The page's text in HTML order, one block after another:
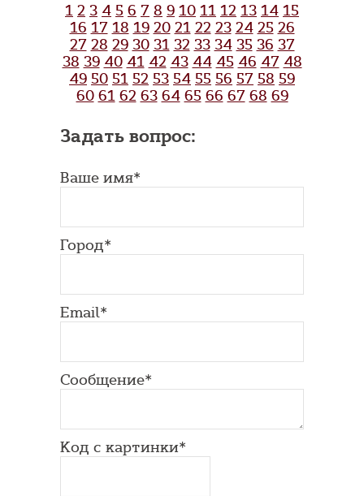
1 2 3 4 5 6 7 8 9 10 11 12 13 14 15
16 17 18 19 20 21 22 23 24 25 26
27 28 29 30 31 32 33 34 35 36 37
38 39 40 41 42 43 44 45 46 47 48
49 50 51 52 53 54 55 56 57 58 59
60 61 62 63 64 65 66 67 68 69
Задать вопрос:
Ваше имя*
Город*
Email*
Сообщение*
Код с картинки*